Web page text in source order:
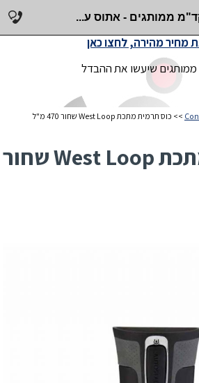
ממותגים - אתוס ע...
ממותגים שיעשו את ההבדל
מחיר מהירה, לחצו כאן
>> כוס תרמית מתכת West Loop שחור 470 מ"ל
כוס תרמית מתכת West Loop שחור